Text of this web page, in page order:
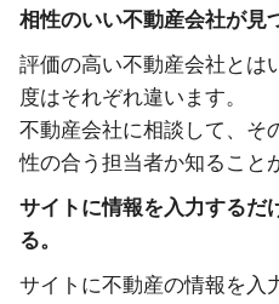
相性のいい不動産会社が見
評価の高い不動産会社とは
度はそれぞれ違います。
不動産会社に相談して、そ
性の合う担当者か知ること
サイトに情報を入力するだ
る。
サイトに不動産の情報を入